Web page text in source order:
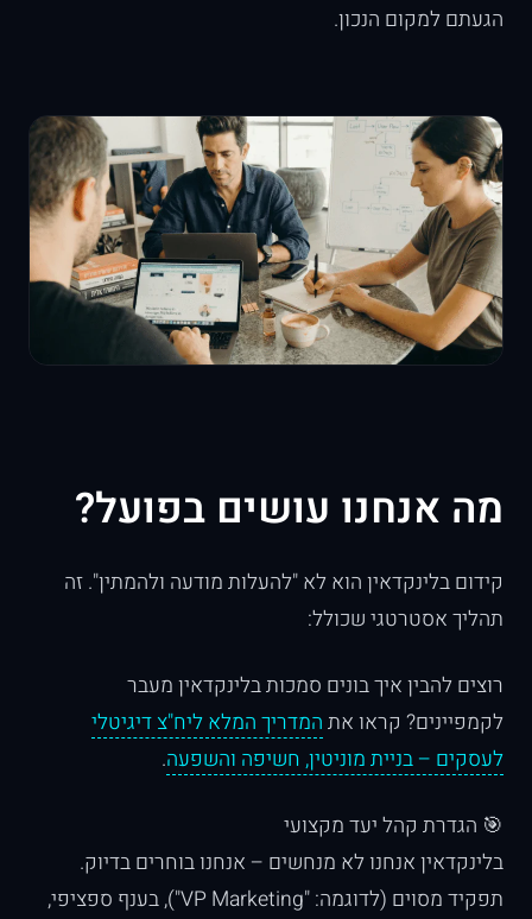
הגעתם למקום הנכון.
מה אנחנו עושים בפועל?
קידום בלינקדאין הוא לא "להעלות מודעה ולהמתין". זה
תהליך אסטרטגי שכולל:
רוצים להבין איך בונים סמכות בלינקדאין מעבר
לקמפיינים? קראו את המדריך המלא ליח"צ דיגיטלי
לעסקים – בניית מוניטין, חשיפה והשפעה.
🎯 הגדרת קהל יעד מקצועי
בלינקדאין אנחנו לא מנחשים – אנחנו בוחרים בדיוק.
תפקיד מסוים (לדוגמה: "VP Marketing"), בענף ספציפי,